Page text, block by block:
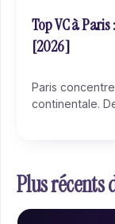
Top VC à
[2026]
Paris
continentale.
Plus récents